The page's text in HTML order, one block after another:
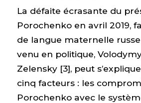
La défaite écrasante du
Porochenko en avril 2019,
de langue maternelle
venu en politique,
Zelensky [3], peut
cinq facteurs : les
Porochenko avec le